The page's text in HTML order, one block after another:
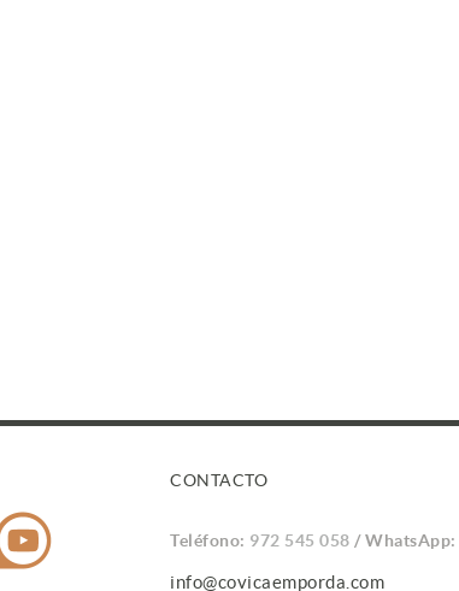
CONTACTO
Teléfono: 972 545 058 / WhatsApp:
info@covicaemporda.com